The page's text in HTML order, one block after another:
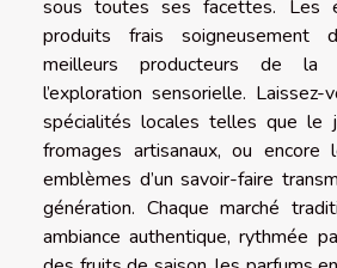
sous toutes ses facettes. Les
produits frais soigneusement
meilleurs producteurs de la
l’exploration sensorielle.
spécialités locales telles que le
fromages artisanaux, ou encore
emblèmes d’un savoir-faire
génération. Chaque marché
ambiance authentique, rythmée